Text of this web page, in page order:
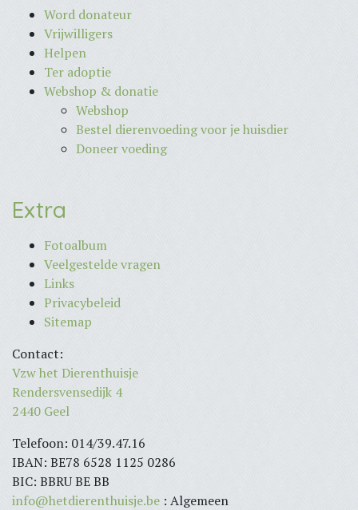
Word donateur
Vrijwilligers
Helpen
Ter adoptie
Webshop & donatie
Webshop
Bestel dierenvoeding voor je huisdier
Doneer voeding
Extra
Fotoalbum
Veelgestelde vragen
Links
Privacybeleid
Sitemap
Contact:
Vzw het Dierenthuisje
Rendersvensedijk 4
2440 Geel
Telefoon: 014/39.47.16
IBAN: BE78 6528 1125 0286
BIC: BBRU BE BB
info@hetdierenthuisje.be : Algemeen